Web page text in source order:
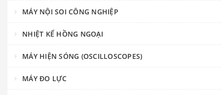
MÁY NỘI SOI CÔNG NGHIỆP
NHIỆT KẾ HỒNG NGOẠI
MÁY HIỆN SÓNG (OSCILLOSCOPES)
MÁY ĐO LỰC